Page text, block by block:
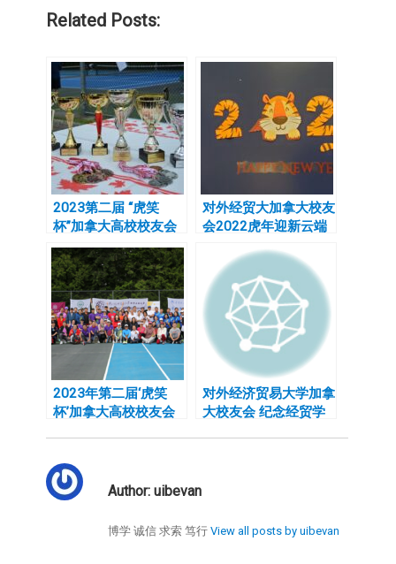
Related Posts:
2023第二届 “虎笑
杯”加拿大高校校友会
网球联谊赛细则及分组
对外经贸大加拿大校友
会2022虎年迎新云端
2023年第二届‘虎笑
杯’加拿大高校校友会
赛加西赛区选拔赛报名
通知
对外经济贸易大学加拿
大校友会 纪念经贸学
Author:uibevan
博学 诚信 求索 笃行 View all posts by uibevan